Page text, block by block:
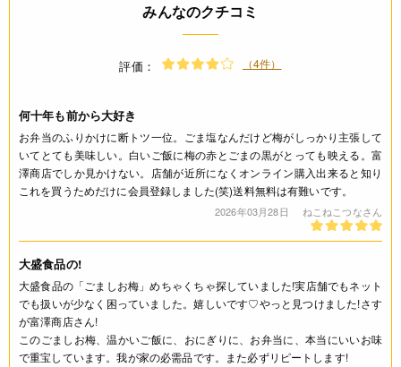
賞味期限(未開封時)
製造日から12ヶ月
アレルギー
小麦(特定原材料8品目)
栄養成分表示
(本品1袋40gあたり) エネルギー 121kcal たんぱく質 4.5g 脂質
9.3g 炭水化物 4.9g 食塩相当量 19.7g *この表示値は、目安
です。
注意事項
みんなのクチコミ
評価： （4件）
何十年も前から大好き
お弁当のふりかけに断トツ一位。ごま塩なんだけど梅がしっかり主張して
いてとても美味しい。白いご飯に梅の赤とごまの黒がとっても映える。富
澤商店でしか見かけない。店舗が近所になくオンライン購入出来ると知り
これを買うためだけに会員登録しました(笑)送料無料は有難いです。
2026年03月28日 ねこねこつなさん
大盛食品の!
大盛食品の「ごましお梅」めちゃくちゃ探していました!実店舗でもネット
でも扱いが少なく困っていました。嬉しいです♡やっと見つけました!さす
が富澤商店さん!
このごましお梅、温かいご飯に、おにぎりに、お弁当に、本当にいいお味
で重宝しています。我が家の必需品です。また必ずリピートします!